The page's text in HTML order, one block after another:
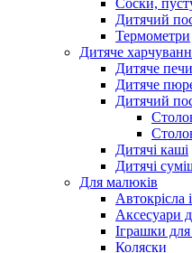
Соски,
Дитячий
Термометри
Дитяче
Дитяче
Дитяче
Дитячий
Дитячі каші
Дитячі
Для малюків
Автокрісла
Аксесуари
Іграшки
Коляски